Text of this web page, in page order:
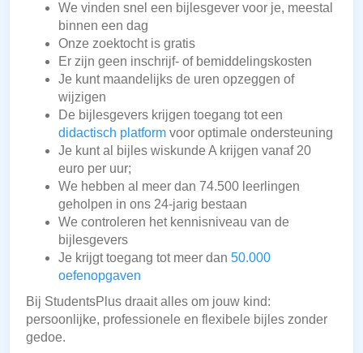
We vinden snel een bijlesgever voor je, meestal
binnen een dag
Onze zoektocht is gratis
Er zijn geen inschrijf- of bemiddelingskosten
Je kunt maandelijks de uren opzeggen of
wijzigen
De bijlesgevers krijgen toegang tot een
didactisch platform voor optimale ondersteuning
Je kunt al bijles wiskunde A krijgen vanaf 20
euro per uur;
We hebben al meer dan 74.500 leerlingen
geholpen in ons 24-jarig bestaan
We controleren het kennisniveau van de
bijlesgevers
Je krijgt toegang tot meer dan 50.000
oefenopgaven
Bij StudentsPlus draait alles om jouw kind:
persoonlijke, professionele en flexibele bijles zonder
gedoe.